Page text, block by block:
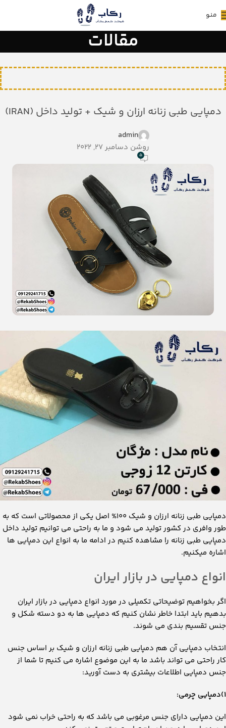
منو
مقالات
دمپایی طبی زنانه ارزان و شیک + تولید داخل (IRAN)
admin
روشن دسامبر 27, 2022
5
دمپایی طبی زنانه ارزان و شیک ۱۰۰% اصل یکی از محصولاتی است که به
طور وافری در کشور تولید می شود و ما به راحتی می توانیم تولید داخل
دمپایی طبی زنانه را مشاهده کنیم در ادامه ما به انواع این دمپایی ها
اشاره میکنیم.
انواع دمپایی در بازار ایران
اگر بخواهیم توضیحاتی تکمیلی در مورد انواع دمپایی در بازار ایران
بدهیم باید ابتدا خاطر نشان کنیم که دمپایی ها به دو دسته شکل و
جنس تقسیم بندی می شوند.
انتخاب دمپایی آن هم دمپایی طبی زنانه ارزان و شیک بر اساس جنس
کار راحتی می تواند باشد ما به این موضوع اشاره می کنیم تا شما از
جنس دمپایی اطلاعات بیشتری به دست آورید:
۱)دمپایی چرمی:
این دمپایی دارای جنس مرغوبی می باشد که به راحتی خراب نمی شود